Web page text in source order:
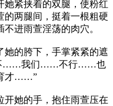
她紧挟着的双腿，使粉红
的两腿间，挺着一根粗硬
进雨萱淫荡的肉穴。
的胯下，手掌紧紧的遮
!不……我们……不行……也
才……”
她的手，抱住雨萱压在